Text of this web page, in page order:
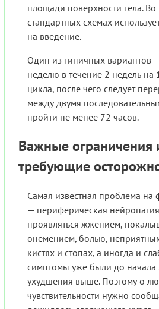
площади поверхности тела.
стандартных схемах
на введение.
Один из типичных вариантов
неделю в течение 2 недель на
цикла, после чего следует
между двумя
пройти не менее 72 часов.
Важные ограничения
требующие
Самая известная проблема на
— периферическая
проявляться жжением,
онемением, болью,
кистях и стопах, а иногда и
симптомы уже были до начала
ухудшения выше. Поэтому о
чувствительности нужно